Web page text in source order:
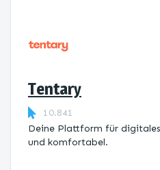
Tentary
10.841
Deine Plattform für digitales
und komfortabel.